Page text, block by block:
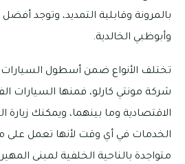
بالمرونة وقابلية التمديد، وتوجد
وأبوظبي الخالدية.
تختلف الأنواع ضمن أسطول السيارات
شركة مونتي كارلو، فمنها السيارات
الاقتصادية وما بينهما، ويمكنك
متواجدة بالناحية الخلفية لمبنى